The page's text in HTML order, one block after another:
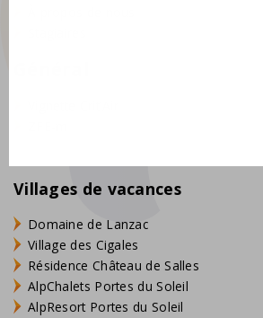
Villages de vacances
Domaine de Lanzac
Village des Cigales
Résidence Château de Salles
AlpChalets Portes du Soleil
AlpResort Portes du Soleil